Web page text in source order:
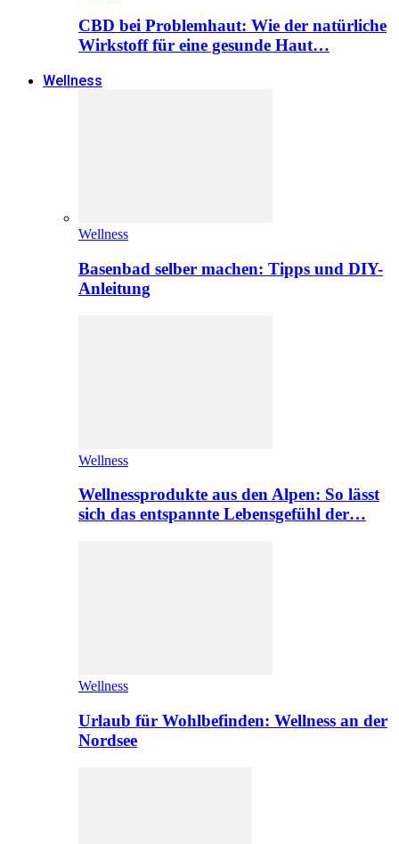
CBD bei Problemhaut: Wie der natürliche
Wirkstoff für eine gesunde Haut…
Wellness
Wellness
Basenbad selber machen: Tipps und DIY-
Anleitung
Wellness
Wellnessprodukte aus den Alpen: So lässt
sich das entspannte Lebensgefühl der…
Wellness
Urlaub für Wohlbefinden: Wellness an der
Nordsee